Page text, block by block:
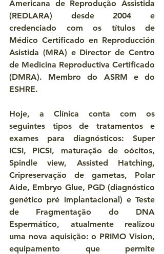
Americana de Reprodução Assistida
(REDLARA) desde 2004 e
credenciado com os títulos de
Médico Certificado en Reproducción
Asistida (MRA) e Director de Centro
de Medicina Reproductiva Certificado
(DMRA). Membro do ASRM e do
ESHRE.
Hoje, a Clínica conta com os
seguintes tipos de tratamentos e
exames para diagnósticos: Super
ICSI, PICSI, maturação de oócitos,
Spindle view, Assisted Hatching,
Cripreservação de gametas, Polar
Aide, Embryo Glue, PGD (diagnóstico
genético pré implantacional) e Teste
de Fragmentação do DNA
Espermático, atualmente realizou
uma nova aquisição: o PRIMO Vision,
equipamento que permite